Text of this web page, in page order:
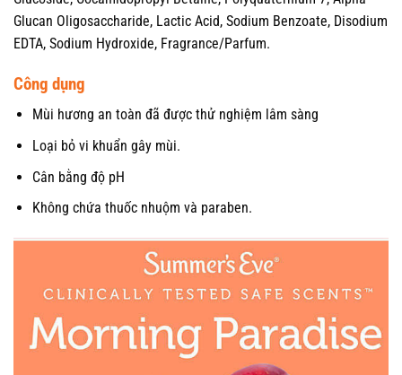
Glucan Oligosaccharide, Lactic Acid, Sodium Benzoate, Disodium
EDTA, Sodium Hydroxide, Fragrance/Parfum.
Công dụng
Mùi hương an toàn đã được thử nghiệm lâm sàng
Loại bỏ vi khuẩn gây mùi.
Cân bằng độ pH
Không chứa thuốc nhuộm và paraben.